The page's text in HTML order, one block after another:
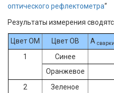
оптического рефлектометра“
Результаты измерения
Цвет ОМ Цвет ОВ А
1
Синее
Оранжевое
2
Зеленое